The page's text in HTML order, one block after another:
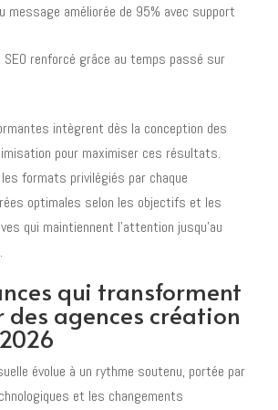
message améliorée de 95% avec support
renforcé grâce au temps passé sur
intègrent dès la conception des
pour maximiser ces résultats.
formats privilégiés par chaque
optimales selon les objectifs et les
qui maintiennent l'attention jusqu'au
qui transforment
des agences création
évolue à un rythme soutenu, portée par
et les changements